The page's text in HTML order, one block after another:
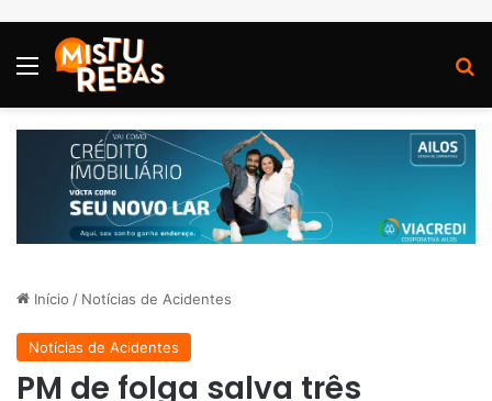
Menu
Início / Notícias de Acidentes
Notícias de Acidentes
PM de folga salva três